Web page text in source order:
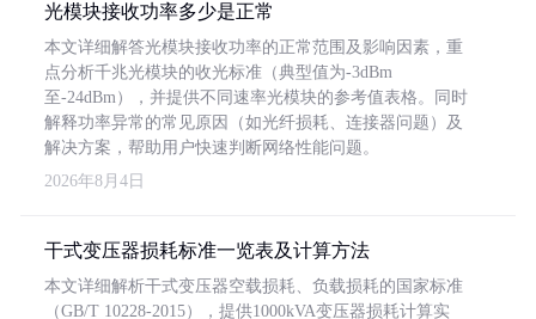
光模块接收功率多少是正常
本文详细解答光模块接收功率的正常范围及影响因素，重
点分析千兆光模块的收光标准（典型值为-3dBm
至-24dBm），并提供不同速率光模块的参考值表格。同时
解释功率异常的常见原因（如光纤损耗、连接器问题）及
解决方案，帮助用户快速判断网络性能问题。
2026年8月4日
干式变压器损耗标准一览表及计算方法
本文详细解析干式变压器空载损耗、负载损耗的国家标准
（GB/T 10228-2015），提供1000kVA变压器损耗计算实